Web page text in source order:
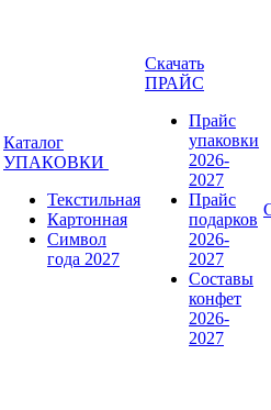
Каталог
УПАКОВКИ
Текстильная
Картонная
Символ
года 2027
Скачать
ПРАЙС
Прайс
упаковки
2026-
2027
Прайс
подарков
2026-
2027
Составы
конфет
2026-
2027